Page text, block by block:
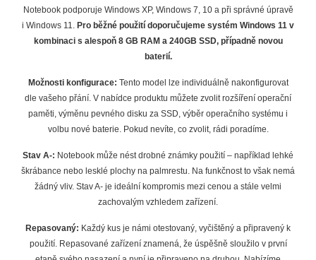
Notebook podporuje Windows XP, Windows 7, 10 a při správné úpravě
i Windows 11. Pro běžné použití doporučujeme systém Windows 11 v
kombinaci s alespoň 8 GB RAM a 240GB SSD, případně novou
baterií.
Možnosti konfigurace: Tento model lze individuálně nakonfigurovat
dle vašeho přání. V nabídce produktu můžete zvolit rozšíření operační
paměti, výměnu pevného disku za SSD, výběr operačního systému i
volbu nové baterie. Pokud nevíte, co zvolit, rádi poradíme.
Stav A-: Notebook může nést drobné známky použití – například lehké
škrábance nebo lesklé plochy na palmrestu. Na funkčnost to však nemá
žádný vliv. Stav A- je ideální kompromis mezi cenou a stále velmi
zachovalým vzhledem zařízení.
Repasovaný: Každý kus je námi otestovaný, vyčištěný a připravený k
použití. Repasované zařízení znamená, že úspěšně sloužilo v první